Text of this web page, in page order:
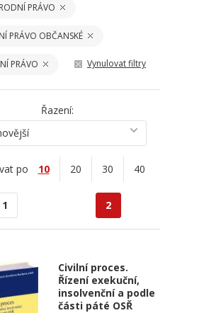
PRÁVO
PRÁVO OBČANSKÉ
PRÁVO Vynulovat filtry
Řazení:
po 10 20 30 40
1 2
Civilní proces.
Řízení exekuční,
insolvenční a podle
části páté OSŘ